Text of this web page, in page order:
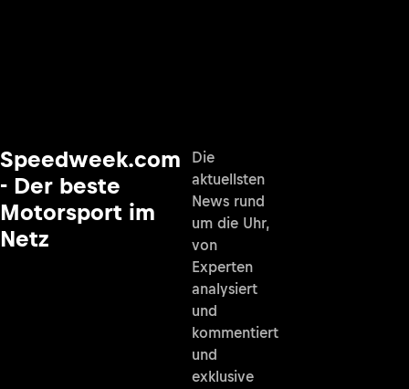
Speedweek.com
- Der beste
Motorsport im
Netz
Die
aktuellsten
News rund
um die Uhr,
von
Experten
analysiert
und
kommentiert
und
exklusive